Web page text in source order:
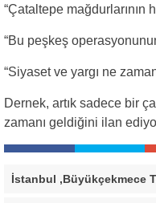
“Çataltepe mağdurlarının
“Bu peşkeş
“Siyaset ve yargı ne
Dernek, artık sadece bir
zamanı geldiğini ilan